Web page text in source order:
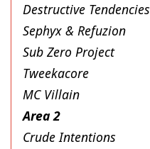
Destructive Tendencies
Sephyx & Refuzion
Sub Zero Project
Tweekacore
MC Villain
Area 2
Crude Intentions